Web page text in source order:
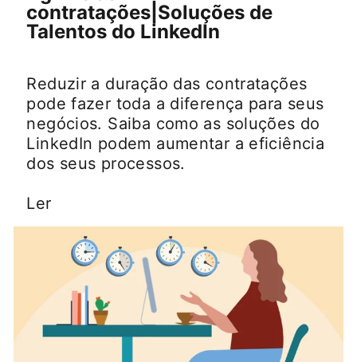
contratações|Soluções de
Talentos do LinkedIn
Reduzir a duração das contratações
pode fazer toda a diferença para seus
negócios. Saiba como as soluções do
LinkedIn podem aumentar a eficiência
dos seus processos.
Ler